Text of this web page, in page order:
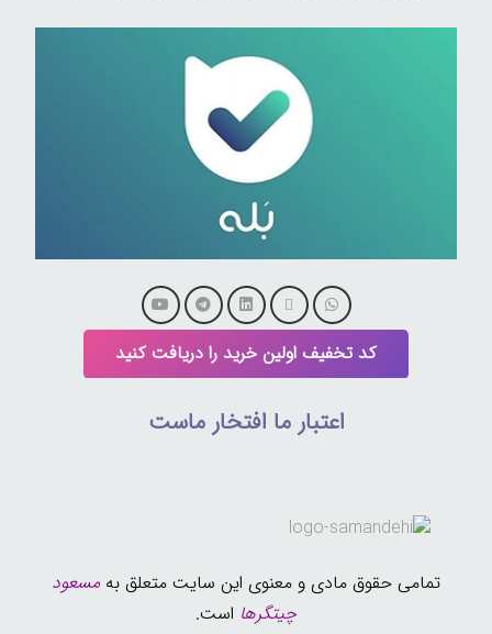
کد تخفیف اولین خرید را دریافت کنید
اعتبار ما افتخار ماست
تمامی حقوق مادی و معنوی این سایت متعلق به مسعود
چیتگرها است.